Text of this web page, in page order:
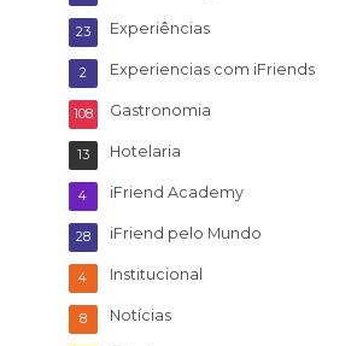
Experiências
23
Experiencias com iFriends
2
Gastronomia
108
Hotelaria
13
iFriend Academy
4
iFriend pelo Mundo
28
Institucional
4
Notícias
8